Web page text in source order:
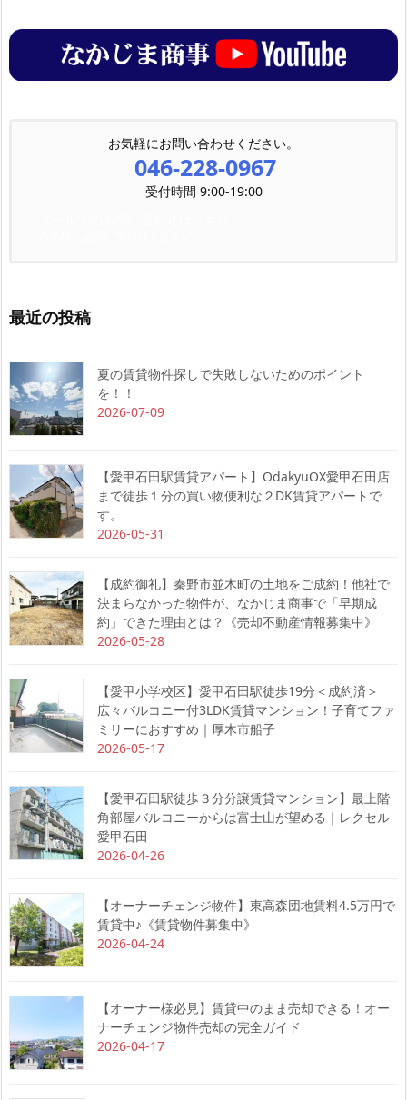
お気軽にお問い合わせください。
046-228-0967
受付時間 9:00-19:00
最近の投稿
夏の賃貸物件探しで失敗しないためのポイント
を！！
2026-07-09
【愛甲石田駅賃貸アパート】OdakyuOX愛甲石田店
まで徒歩１分の買い物便利な２DK賃貸アパートで
す。
2026-05-31
【成約御礼】秦野市並木町の土地をご成約！他社で
決まらなかった物件が、なかじま商事で「早期成
約」できた理由とは？《売却不動産情報募集中》
2026-05-28
【愛甲小学校区】愛甲石田駅徒歩19分＜成約済＞
広々バルコニー付3LDK賃貸マンション！子育てファ
ミリーにおすすめ｜厚木市船子
2026-05-17
【愛甲石田駅徒歩３分分譲賃貸マンション】最上階
角部屋バルコニーからは富士山が望める｜レクセル
愛甲石田
2026-04-26
【オーナーチェンジ物件】東高森団地賃料4.5万円で
賃貸中♪《賃貸物件募集中》
2026-04-24
【オーナー様必見】賃貸中のまま売却できる！オー
ナーチェンジ物件売却の完全ガイド
2026-04-17